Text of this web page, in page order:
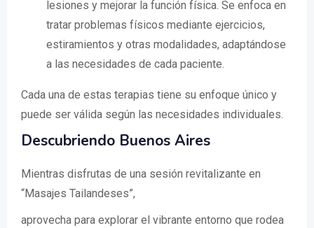
lesiones y mejorar la función física. Se enfoca en
tratar problemas físicos mediante ejercicios,
estiramientos y otras modalidades, adaptándose
a las necesidades de cada paciente.
Cada una de estas terapias tiene su enfoque único y
puede ser válida según las necesidades individuales.
Descubriendo Buenos Aires
Mientras disfrutas de una sesión revitalizante en
“Masajes Tailandeses”,
aprovecha para explorar el vibrante entorno que rodea